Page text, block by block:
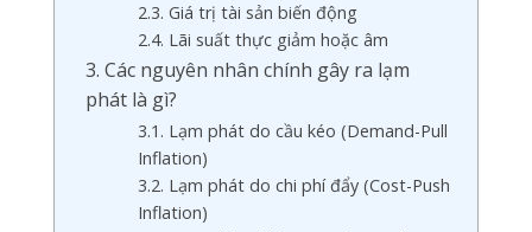
2.3. Giá trị tài sản biến động
2.4. Lãi suất thực giảm hoặc âm
3. Các nguyên nhân chính gây ra lạm
phát là gì?
3.1. Lạm phát do cầu kéo (Demand-Pull
Inflation)
3.2. Lạm phát do chi phí đẩy (Cost-Push
Inflation)